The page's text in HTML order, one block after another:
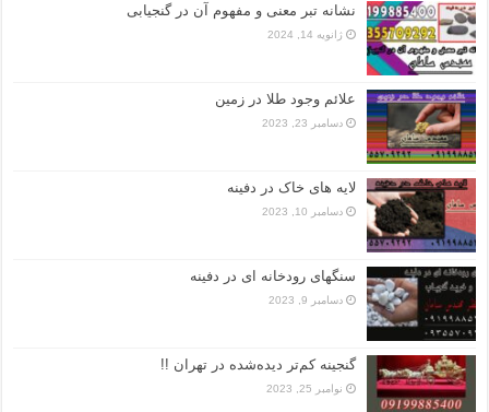
نشانه تبر معنی و مفهوم آن در گنجیابی
ژانویه 14, 2024
علائم وجود طلا در زمین
دسامبر 23, 2023
لایه های خاک در دفینه
دسامبر 10, 2023
سنگهای رودخانه ای در دفینه
دسامبر 9, 2023
گنجینه کم‌تر دیده‌شده در تهران !!
نوامبر 25, 2023